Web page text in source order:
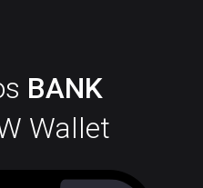
BANK
Wallet